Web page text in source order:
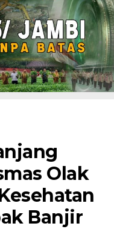
Olak
Banjir